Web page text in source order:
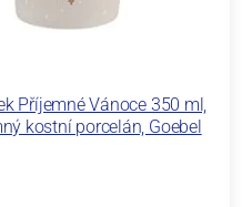
Příjemné Vánoce 350 ml,
kostní porcelán, Goebel